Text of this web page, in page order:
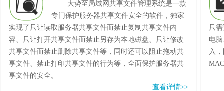
大势至局域网共享文件管理系统是一款
专门保护服务器共享文件安全的软件，独家
实现了只让读取服务器共享文件而禁止复制共享文件内
容、只让打开共享文件而禁止另存为本地磁盘、只让修改
共享文件而禁止删除共享文件等，同时还可以阻止拖动共
享文件、禁止打印共享文件的行为等，全面保护服务器共
享文件的安全。
查看详情>>
只
电
入